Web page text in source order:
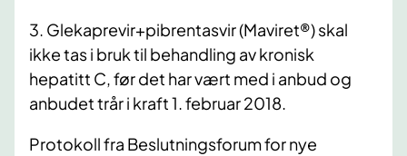
3. Glekaprevir+pibrentasvir (Maviret®) skal
ikke tas i bruk til behandling av kronisk
hepatitt C, før det har vært med i anbud og
anbudet trår i kraft 1. februar 2018.
Protokoll fra Beslutningsforum for nye